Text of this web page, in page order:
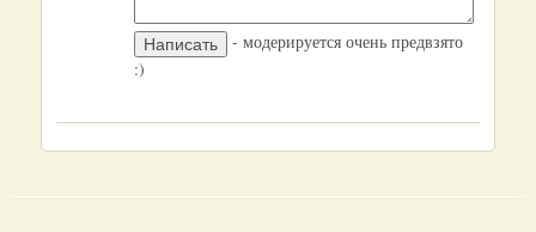
- модерируется очень предвзято
:)